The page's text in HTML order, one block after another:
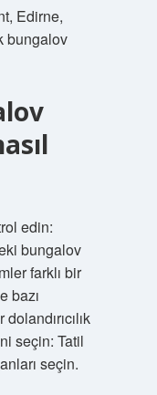
Edirne,
bungalov
edin:
bungalov
farklı bir
bazı
seçin: Tatil
seçin.